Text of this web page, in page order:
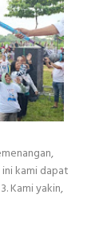
kami dapat
Kami yakin,